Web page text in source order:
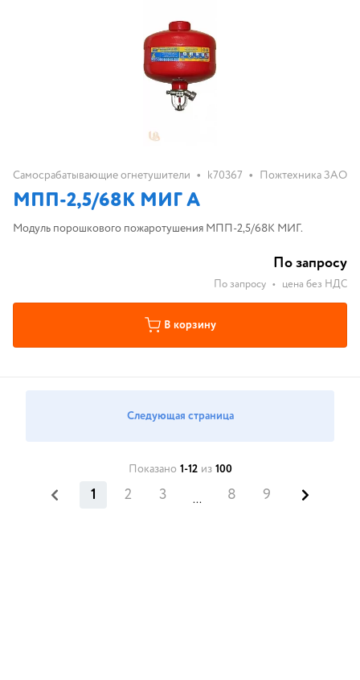
Самосрабатывающие огнетушители • k70367 • Пожтехника ЗАО
МПП-2,5/68К МИГ А
Модуль порошкового пожаротушения МПП-2,5/68К МИГ.
По запросу
По запросу • цена без НДС
В корзину
Следующая страница
Показано 1-12 из 100
1 2 3 ... 8 9